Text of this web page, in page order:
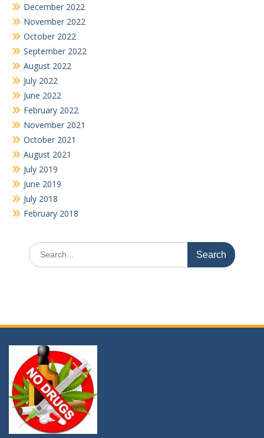
December 2022
November 2022
October 2022
September 2022
August 2022
July 2022
June 2022
February 2022
November 2021
October 2021
August 2021
July 2019
June 2019
July 2018
February 2018
Search
for: